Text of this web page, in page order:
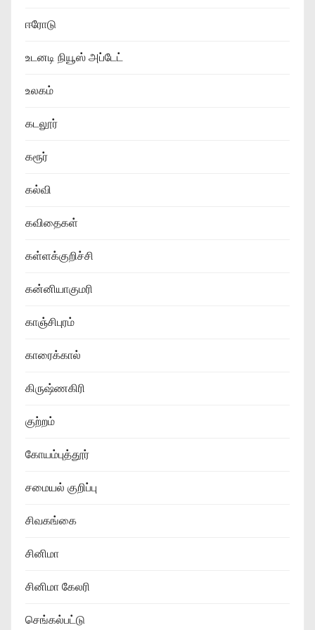
ஈரோடு
உடனடி நியூஸ் அப்டேட்
உலகம்
கடலூர்
கரூர்
கல்வி
கவிதைகள்
கள்ளக்குறிச்சி
கன்னியாகுமரி
காஞ்சிபுரம்
காரைக்கால்
கிருஷ்ணகிரி
குற்றம்
கோயம்புத்தூர்
சமையல் குறிப்பு
சிவகங்கை
சினிமா
சினிமா கேலரி
செங்கல்பட்டு